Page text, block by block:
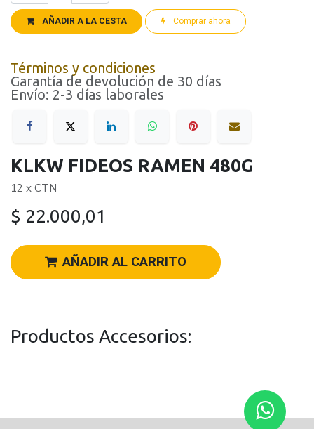
AÑADIR A LA CESTA Comprar ahora
Términos y condiciones
Garantía de devolución de 30 días
Envío: 2-3 días laborales
KLKW FIDEOS RAMEN 480G
12 x CTN
$ 22.000,01
AÑADIR AL CARRITO
Productos Accesorios: